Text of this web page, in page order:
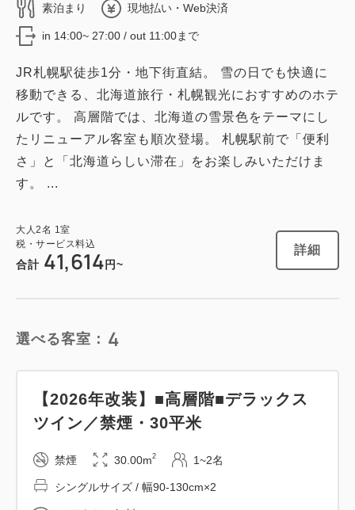
税・サービス料込
会員価格 51,864円
大人 2 名 1
室
税・サービス料込
19.00m
Wi-Fiあり（無料）
残り 1 室 今すぐ予約
禁煙ルーム
禁煙・18平米
シングルサイズ / 幅90-130cm×2
Wi-Fiあり（無料）
素泊まり 現地払い・Web決済
in 14:00~ 27:00 / out 11:00まで
JR札幌駅徒歩1分・地下街直結。 雪の日でも快適に
移動できる、北海道旅行・札幌観光におすすめのホテ
ルです。 高層階では、北海道の雪景色をテーマにし
たリニューアル客室も順次登場。 札幌駅前で「便利
さ」と「北海道らしい滞在」をお楽しみいただけま
す。 ...
大人 2名 1 室
税・サービス料込
合計 41,614 円~
詳細
選べる客室： 4
【2026年改装】■高層階■デラックス
ツイン／禁煙・30平米
禁煙 30.00m2 1~2名
シングルサイズ / 幅90-130cm×2